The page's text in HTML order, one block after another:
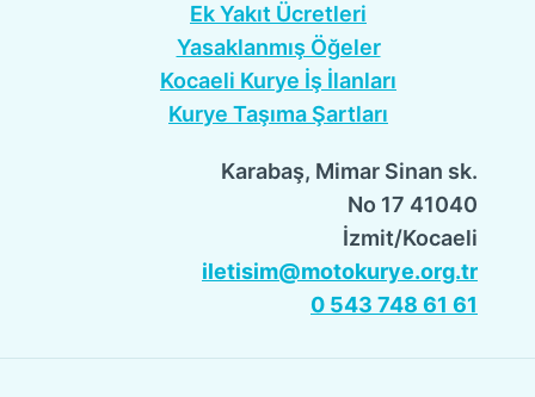
Ek Yakıt Ücretleri
Yasaklanmış Öğeler
Kocaeli Kurye İş İlanları
Kurye Taşıma Şartları
Karabaş, Mimar Sinan sk.
No 17 41040
İzmit/Kocaeli
iletisim@motokurye.org.tr
0 543 748 61 61